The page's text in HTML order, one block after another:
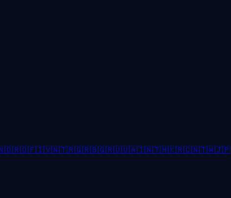
🇷🇴🇫🇮🇻🇳🇹🇷🇬🇷🇧🇬🇷🇺🇺🇦🇮🇳🇹🇭🇰🇷🇨🇳🇹🇼🇯🇵